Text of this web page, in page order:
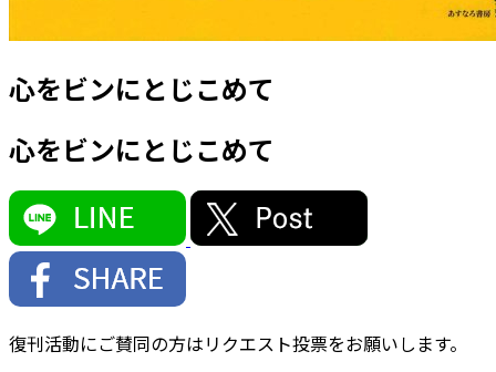
心をビンにとじこめて
心をビンにとじこめて
復刊活動にご賛同の方はリクエスト投票をお願いします。